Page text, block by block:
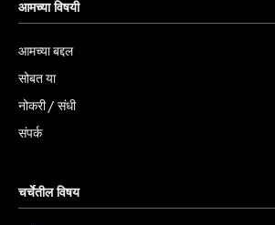
आमच्या विषयी
आमच्या बद्दल
सोबत या
नोकरी / संधी
संपर्क
चर्चेतील विषय